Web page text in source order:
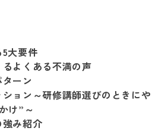
5大要件
るよくある不満の声
ーン
ション～研修講師選びのときにや
け”～
強み紹介